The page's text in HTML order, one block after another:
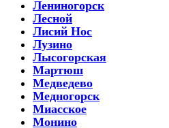
Лениногорск
Лесной
Лисий Нос
Лузино
Лысогорская
Мартюш
Медведево
Медногорск
Миасское
Монино